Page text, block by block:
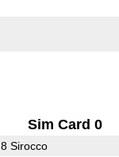
Sim Card 0
8 Sirocco